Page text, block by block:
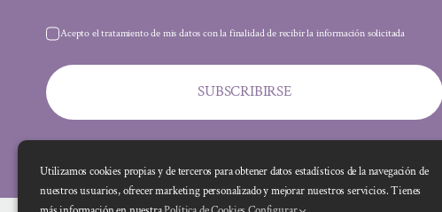
Acepto el tratamiento de mis datos con la finalidad de recibir la información solicitada
SUBSCRIBIRSE
Utilizamos cookies propias y de terceros para obtener datos estadísticos de la navegación de
nuestros usuarios, ofrecer marketing personalizado y mejorar nuestros servicios. Tienes